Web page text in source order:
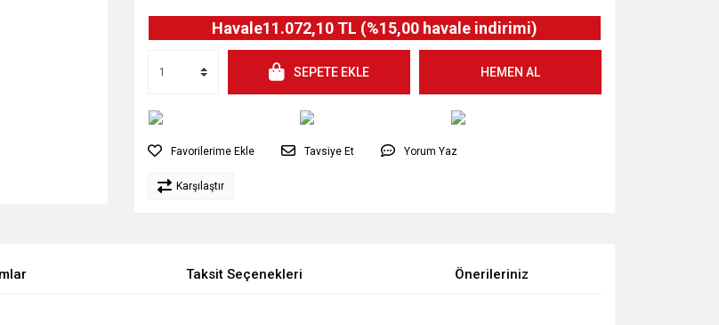
Havale11.072,10 TL (%15,00 havale indirimi)
SEPETE EKLE HEMEN AL
Tavsiye Et Yorum Yaz
Karşılaştır
Taksit Seçenekleri Önerileriniz